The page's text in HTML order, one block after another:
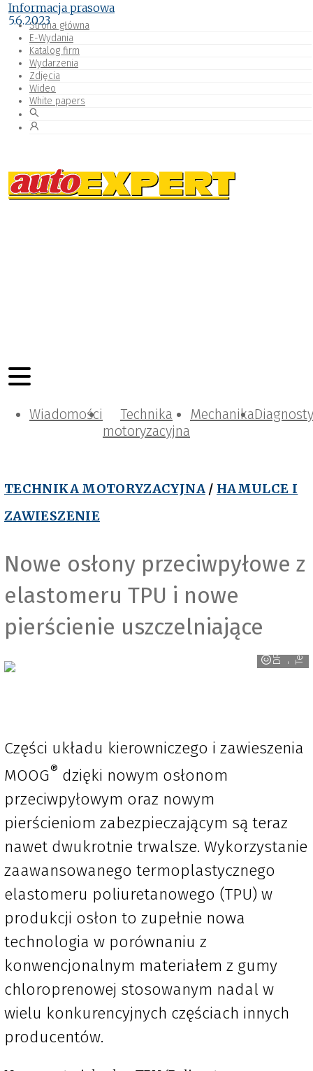
Strona główna
E-Wydania
Katalog firm
Wydarzenia
Zdjęcia
Wideo
White papers
Wiadomości
Technika
motoryzacyjna
Mechanika
TECHNIKA MOTORYZACYJNA / HAMULCE I
ZAWIESZENIE
Nowe osłony przeciwpyłowe z
elastomeru TPU i nowe
pierścienie uszczelniające
D
R
i
V - T
e
n
n
e
c o
Informacja prasowa
5.6.2023
Części układu kierowniczego i zawieszenia
MOOG® dzięki nowym osłonom
przeciwpyłowym oraz nowym
pierścieniom zabezpieczającym są teraz
nawet dwukrotnie trwalsze. Wykorzystanie
zaawansowanego termoplastycznego
elastomeru poliuretanowego (TPU) w
produkcji osłon to zupełnie nowa
technologia w porównaniu z
konwencjonalnym materiałem z gumy
chloroprenowej stosowanym nadal w
wielu konkurencyjnych częściach innych
producentów.